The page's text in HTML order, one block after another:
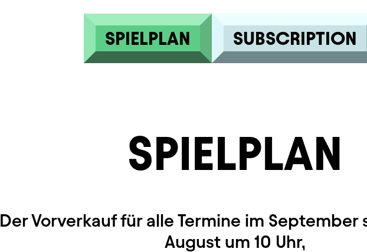
SPIELPLAN SUBSCRIPTION
SPIELPLAN
Der Vorverkauf für alle Termine im September
August um 10 Uhr,